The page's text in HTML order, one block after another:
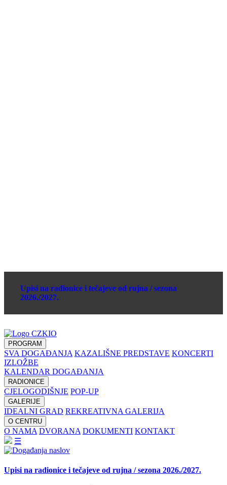
Upisi na radionice i tečajeve od rujna / sezona
2026./2027.
PROGRAM
SVA DOGAĐANJA KAZALIŠNE PREDSTAVE KONCERTI
IZLOŽBE
KALENDAR DOGAĐANJA
RADIONICE
CJELOGODIŠNJE POP-UP
GALERIJE
IDEALNI GRAD REKREATIVNA GALERIJA
O CENTRU
O NAMA DVORANA DOKUMENTI KONTAKT
☰
Upisi na radionice i tečajeve od rujna / sezona 2026./2027.